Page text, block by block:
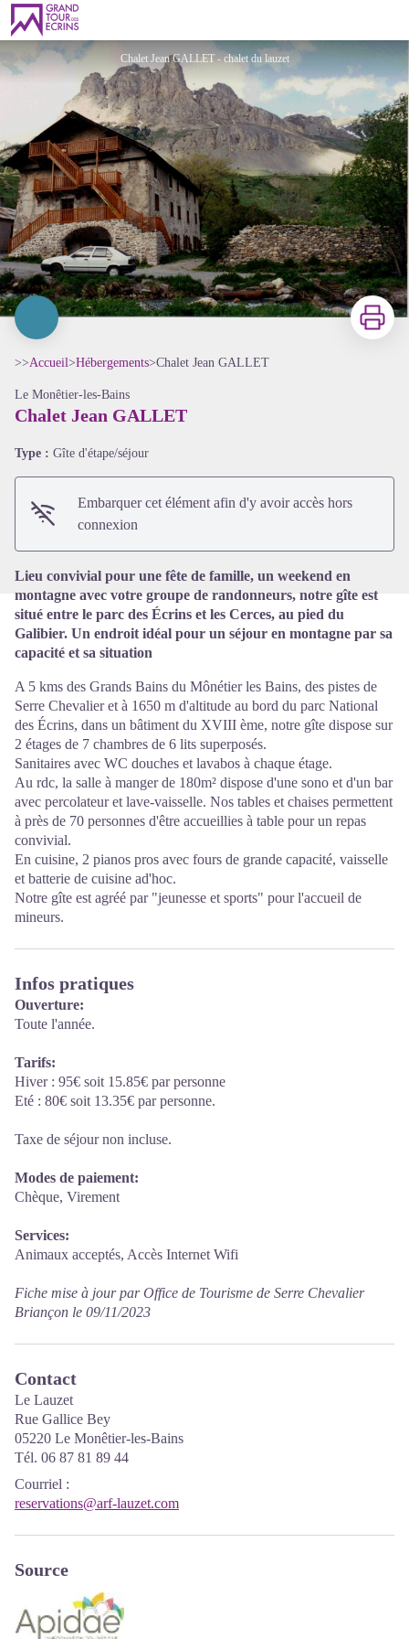
Chalet Jean GALLET
Chalet Jean GALLET - chalet du lauzet
Imprimer
>>Accueil>Hébergements>Chalet Jean GALLET
Le Monêtier-les-Bains
Chalet Jean GALLET
Type : Gîte d'étape/séjour
Embarquer cet élément afin d'y avoir accès hors
connexion
Lieu convivial pour une fête de famille, un weekend en
montagne avec votre groupe de randonneurs, notre gîte est
situé entre le parc des Écrins et les Cerces, au pied du
Galibier. Un endroit idéal pour un séjour en montagne par sa
capacité et sa situation
A 5 kms des Grands Bains du Mônétier les Bains, des pistes de
Serre Chevalier et à 1650 m d'altitude au bord du parc National
des Écrins, dans un bâtiment du XVIII ème, notre gîte dispose sur
2 étages de 7 chambres de 6 lits superposés.
Sanitaires avec WC douches et lavabos à chaque étage.
Au rdc, la salle à manger de 180m² dispose d'une sono et d'un bar
avec percolateur et lave-vaisselle. Nos tables et chaises permettent
à près de 70 personnes d'être accueillies à table pour un repas
convivial.
En cuisine, 2 pianos pros avec fours de grande capacité, vaisselle
et batterie de cuisine ad'hoc.
Notre gîte est agréé par "jeunesse et sports" pour l'accueil de
mineurs.
Infos pratiques
Ouverture:
Toute l'année.
Tarifs:
Hiver : 95€ soit 15.85€ par personne
Eté : 80€ soit 13.35€ par personne.
Taxe de séjour non incluse.
Modes de paiement:
Chèque, Virement
Services:
Animaux acceptés, Accès Internet Wifi
Fiche mise à jour par Office de Tourisme de Serre Chevalier
Briançon le 09/11/2023
Contact
Le Lauzet
Rue Gallice Bey
05220 Le Monêtier-les-Bains
Tél. 06 87 81 89 44
Courriel :
reservations@arf-lauzet.com
Source